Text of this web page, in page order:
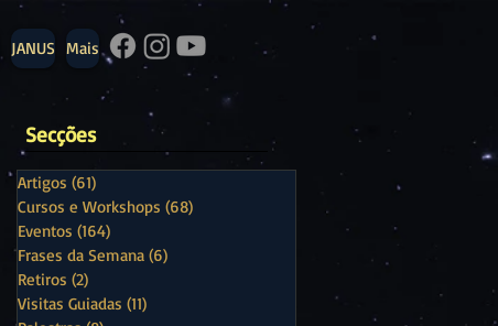
JANUS Mais
Secções
Artigos (61)
Cursos e Workshops (68)
Eventos (164)
Frases da Semana (6)
Retiros (2)
Visitas Guiadas (11)